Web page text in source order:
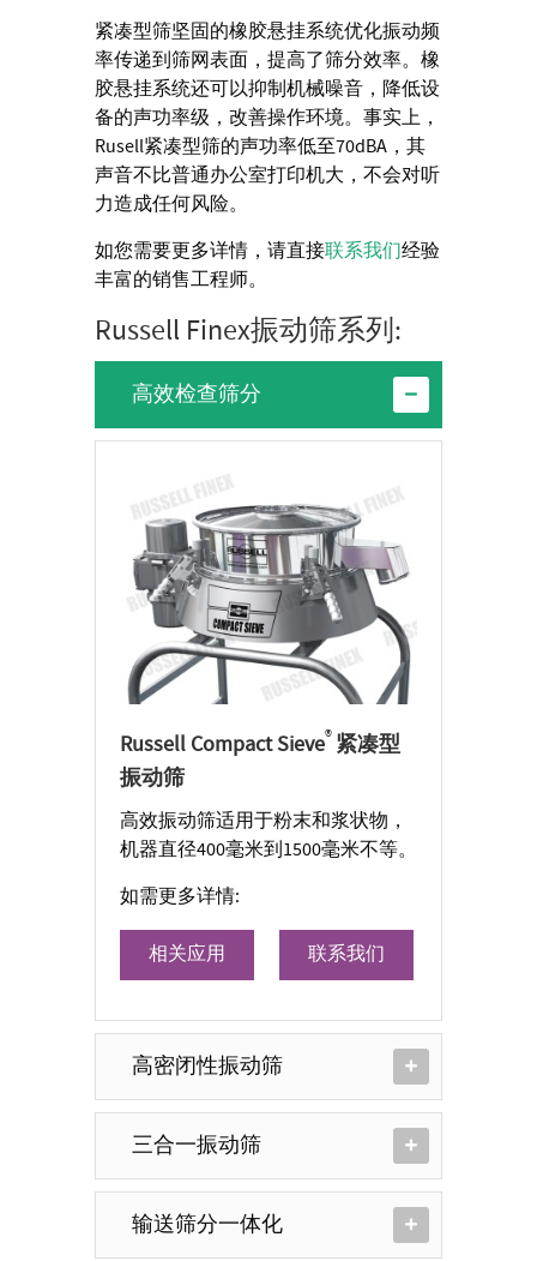
紧凑型筛坚固的橡胶悬挂系统优化振动频
率传递到筛网表面，提高了筛分效率。橡
胶悬挂系统还可以抑制机械噪音，降低设
备的声功率级，改善操作环境。事实上，
Rusell紧凑型筛的声功率低至70dBA，其
声音不比普通办公室打印机大，不会对听
力造成任何风险。
如您需要更多详情，请直接联系我们经验
丰富的销售工程师。
Russell Finex振动筛系列:
高效检查筛分
Russell Compact Sieve® 紧凑型
振动筛
高效振动筛适用于粉末和浆状物，
机器直径400毫米到1500毫米不等。
如需更多详情:
相关应用 联系我们
高密闭性振动筛
三合一振动筛
输送筛分一体化